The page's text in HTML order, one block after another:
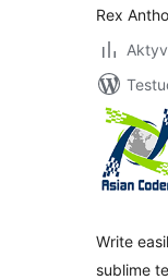
Rex
Write
sublime